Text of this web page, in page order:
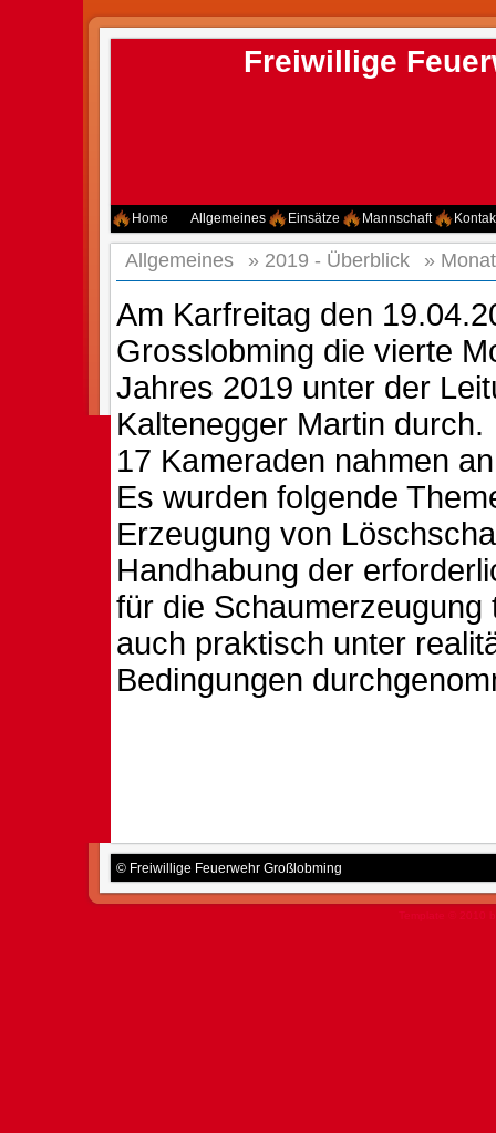
Freiwillige
Home Allgemeines Einsätze Mannschaft
Allgemeines » 2019 - Überblick »
Am Karfreitag den
Grosslobming die vierte
Jahres 2019 unter der
Kaltenegger Martin durch.
17 Kameraden nahmen
Es wurden folgende
Erzeugung von
Handhabung der
für die Schaumerzeugung
auch praktisch unter
Bedingungen
© Freiwillige Feuerwehr Großlobming